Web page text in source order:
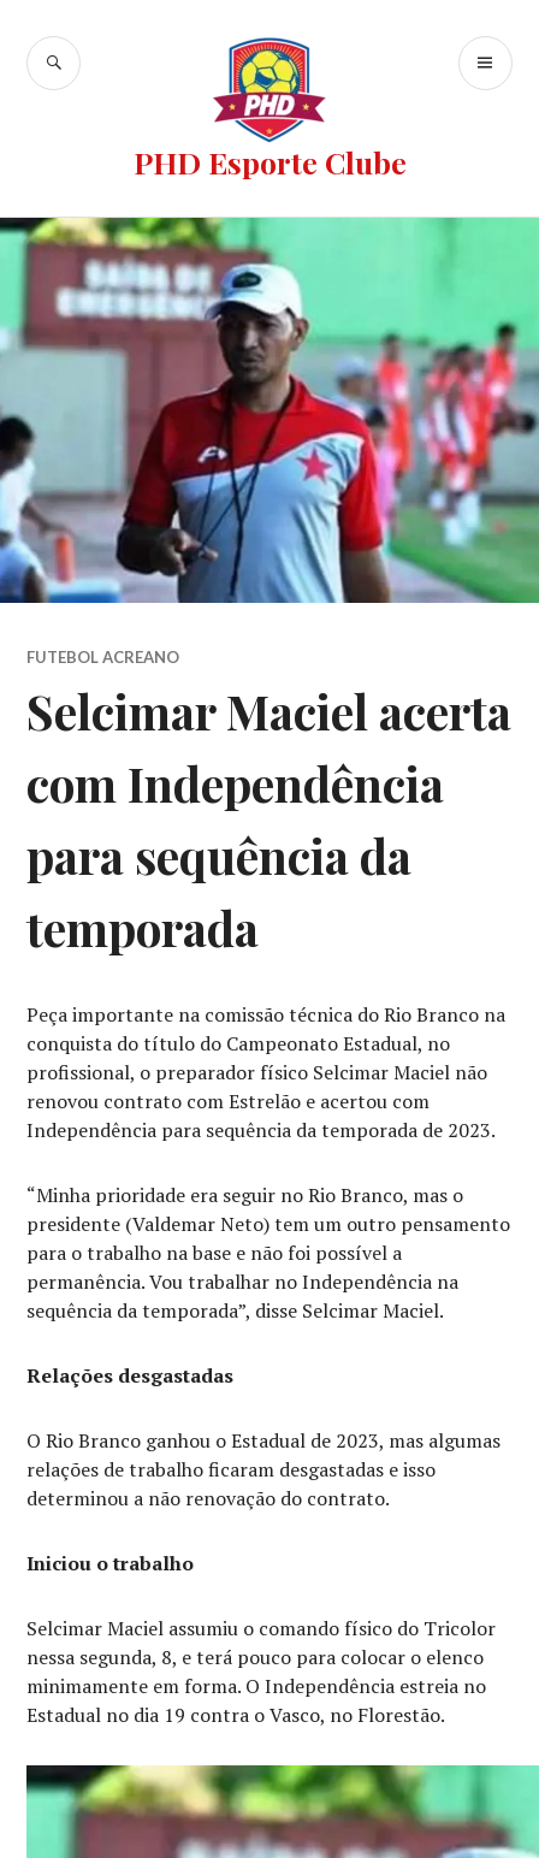
PHD Esporte Clube
FUTEBOL ACREANO
Selcimar Maciel acerta
com Independência
para sequência da
temporada
Peça importante na comissão técnica do Rio Branco na
conquista do título do Campeonato Estadual, no
profissional, o preparador físico Selcimar Maciel não
renovou contrato com Estrelão e acertou com
Independência para sequência da temporada de 2023.
“Minha prioridade era seguir no Rio Branco, mas o
presidente (Valdemar Neto) tem um outro pensamento
para o trabalho na base e não foi possível a
permanência. Vou trabalhar no Independência na
sequência da temporada”, disse Selcimar Maciel.
Relações desgastadas
O Rio Branco ganhou o Estadual de 2023, mas algumas
relações de trabalho ficaram desgastadas e isso
determinou a não renovação do contrato.
Iniciou o trabalho
Selcimar Maciel assumiu o comando físico do Tricolor
nessa segunda, 8, e terá pouco para colocar o elenco
minimamente em forma. O Independência estreia no
Estadual no dia 19 contra o Vasco, no Florestão.